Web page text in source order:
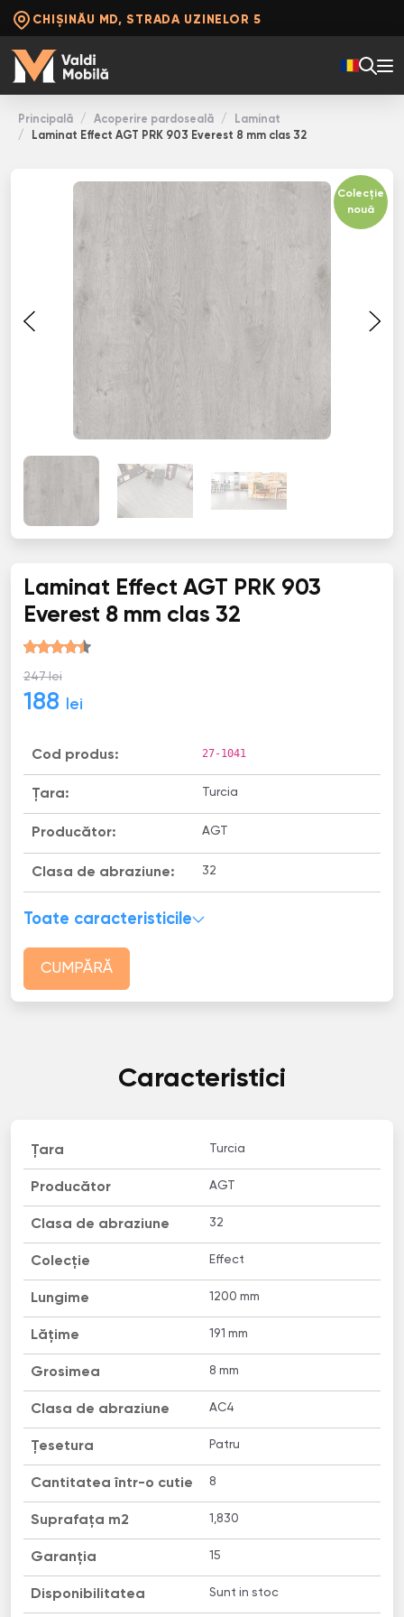
CHIȘINĂU MD, STRADA UZINELOR 5
Principală Acoperire pardoseală
Laminat
Laminat Effect AGT PRK 903 Everest 8 mm clas 32
Colecție
nouă
Laminat Effect AGT PRK 903
Everest 8 mm clas 32
247 lei
188 lei
Cod produs: 27-1041
Țara: Turcia
Producător: AGT
Clasa de abraziune: 32
Toate caracteristicile
CUMPĂRĂ
Caracteristici
Țara Turcia
Producător AGT
Clasa de abraziune 32
Colecție Effect
Lungime 1200 mm
Lățime 191 mm
Grosimea 8 mm
Clasa de abraziune AC4
Țesetura Patru
Cantitatea într-o cutie 8
Suprafața m2 1,830
Garanția 15
Disponibilitatea Sunt in stoc